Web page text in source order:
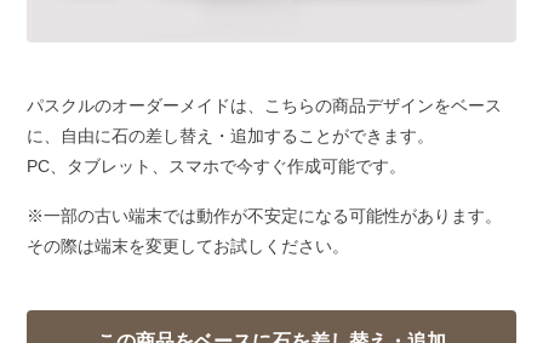
パスクルのオーダーメイドは、こちらの商品デザインをベース
に、自由に石の差し替え・追加することができます。
PC、タブレット、スマホで今すぐ作成可能です。
※一部の古い端末では動作が不安定になる可能性があります。
その際は端末を変更してお試しください。